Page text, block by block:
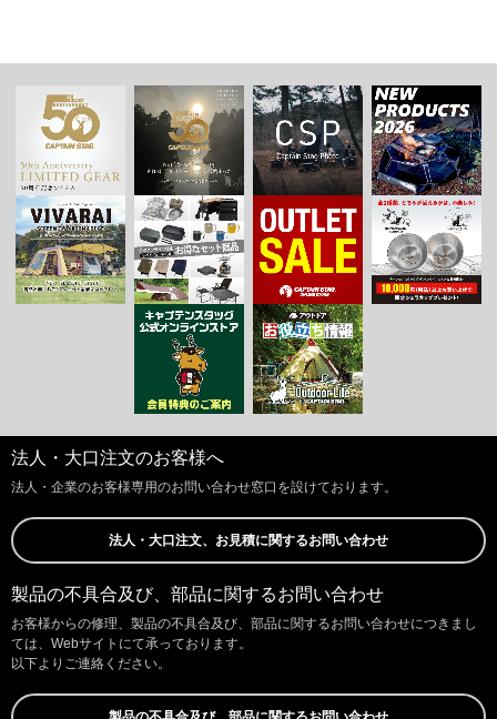
法人・大口注文のお客様へ
法人・企業のお客様専用のお問い合わせ窓口を設けております。
法人・大口注文、お見積に関するお問い合わせ
製品の不具合及び、部品に関するお問い合わせ
お客様からの修理、製品の不具合及び、部品に関するお問い合わせにつきまし
ては、Webサイトにて承っております。
以下よりご連絡ください。